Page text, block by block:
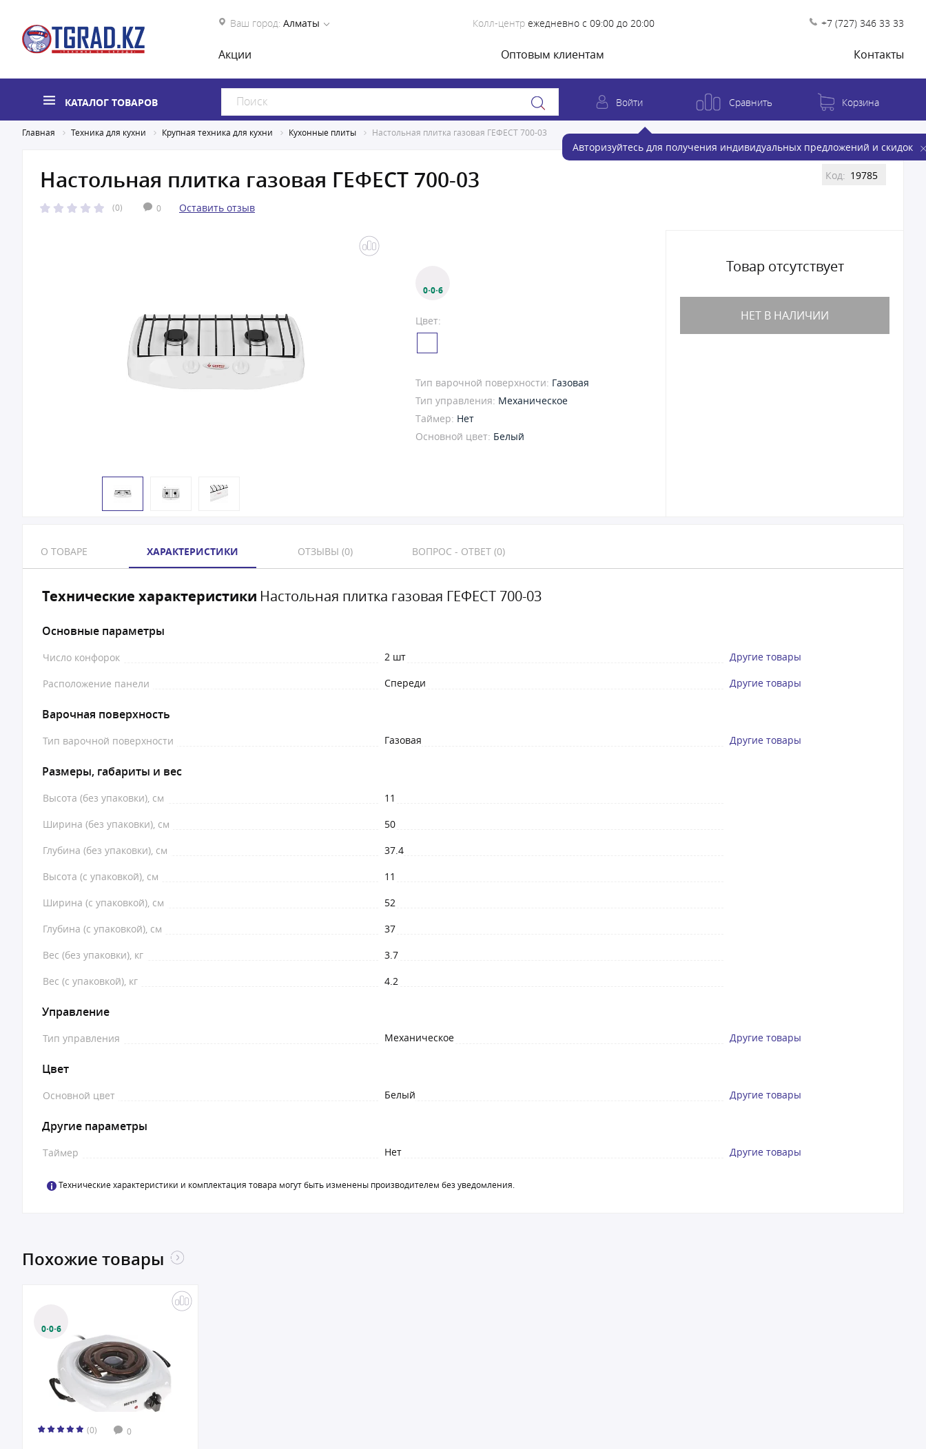
Ваш город: Алматы Колл-центр ежедневно с 09:00 до 20:00 +7 (727) 346 33 33
Акции Оптовым клиентам Контакты
КАТАЛОГ ТОВАРОВ Войти
Авторизуйтесь для получения индивидуальных предложений и скидок
Сравнить Корзина
Главная Техника для кухни Крупная техника для кухни Кухонные плиты Настольная плитка газовая ГЕФЕСТ 700-03
Настольная плитка газовая ГЕФЕСТ 700-03
(0) 0 Оставить отзыв
Код: 19785
0·0·6
Цвет:
Тип варочной поверхности: Газовая
Тип управления: Механическое
Таймер: Нет
Основной цвет: Белый
Товар отсутствует
НЕТ В НАЛИЧИИ
О ТОВАРЕ ХАРАКТЕРИСТИКИ ОТЗЫВЫ (0) ВОПРОС - ОТВЕТ (0)
Технические характеристики Настольная плитка газовая ГЕФЕСТ 700-03
Основные параметры
Число конфорок 2 шт Другие товары
Расположение панели Спереди Другие товары
Варочная поверхность
Тип варочной поверхности Газовая Другие товары
Размеры, габариты и вес
Высота (без упаковки), см
11
Ширина (без упаковки), см
50
Глубина (без упаковки), см
37.4
Высота (с упаковкой), см
11
Ширина (с упаковкой), см
52
Глубина (с упаковкой), см
37
Вес (без упаковки), кг
3.7
Вес (с упаковкой), кг
4.2
Управление
Тип управления Механическое Другие товары
Цвет
Основной цвет Белый Другие товары
Другие параметры
Таймер Нет Другие товары
Технические характеристики и комплектация товара могут быть изменены производителем без уведомления.
Похожие товары
0·0·6
(0) 0